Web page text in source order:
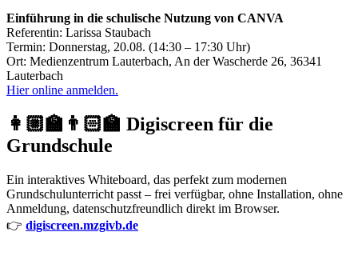
Einführung in die schulische Nutzung von CANVA
Referentin: Larissa Staubach
Termin: Donnerstag, 20.08. (14:30 – 17:30 Uhr)
Ort: Medienzentrum Lauterbach, An der Wascherde 26, 36341
Lauterbach
Hier online anmelden.
👩🏼‍🏫👨🏻‍🏫 Digiscreen für die
Grundschule
Ein interaktives Whiteboard, das perfekt zum modernen
Grundschulunterricht passt – frei verfügbar, ohne Installation, ohne
Anmeldung, datenschutzfreundlich direkt im Browser.
👉 digiscreen.mzgivb.de